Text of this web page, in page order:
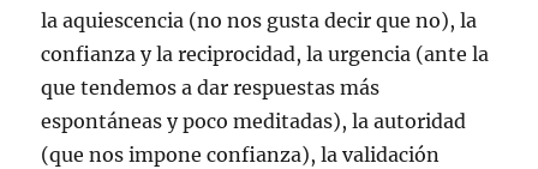
la aquiescencia (no nos gusta decir que no), la
confianza y la reciprocidad, la urgencia (ante la
que tendemos a dar respuestas más
espontáneas y poco meditadas), la autoridad
(que nos impone confianza), la validación